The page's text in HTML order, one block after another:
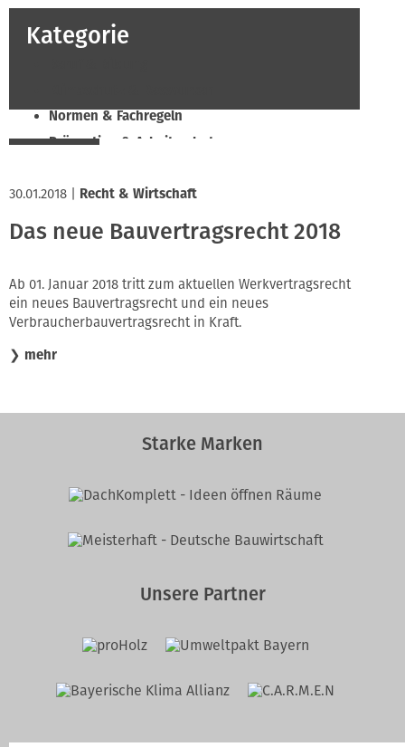
Kategorie
Normen & Fachregeln
Prävention & Arbeitsschutz
Soziales & Tarifpolitik
30.01.2018 Recht & Wirtschaft
Das neue Bauvertragsrecht 2018
Ab 01. Januar 2018 tritt zum aktuellen Werkvertragsrecht
ein neues Bauvertragsrecht und ein neues
Verbraucherbauvertragsrecht in Kraft.
❯ mehr
Starke Marken
Unsere Partner